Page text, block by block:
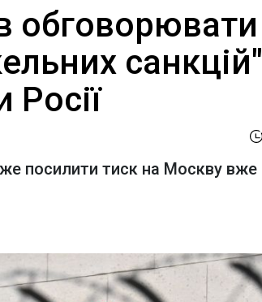
обговорювати
санкцій"
Росії
посилити тиск на Москву вже